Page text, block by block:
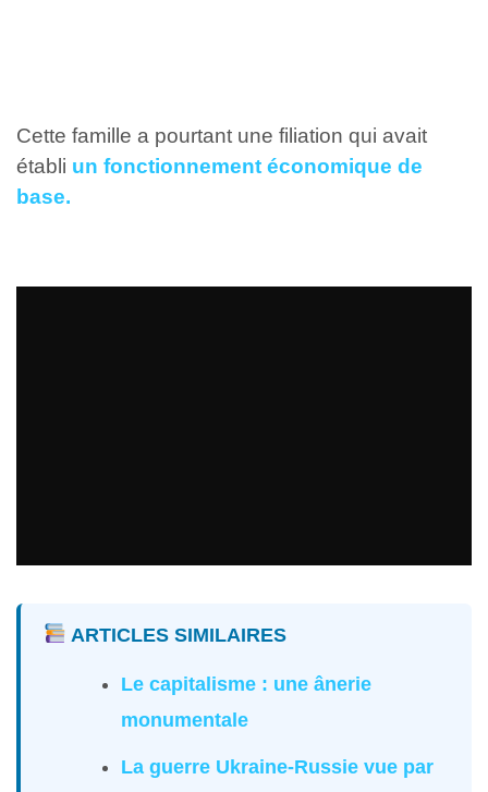
Cette famille a pourtant une filiation qui avait
établi un fonctionnement économique de
base.
ARTICLES SIMILAIRES
Le capitalisme : une ânerie
monumentale
La guerre Ukraine-Russie vue par